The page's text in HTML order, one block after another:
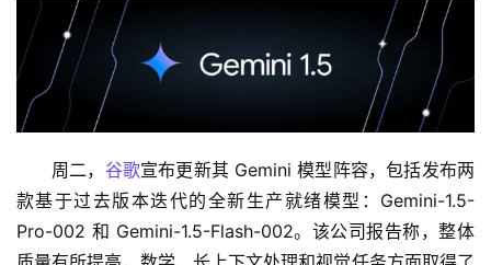
周二， 谷歌宣布更新其 Gemini 模型阵容，包括发布两
款基于过去版本迭代的全新生产就绪模型：Gemini-1.5-
Pro-002 和 Gemini-1.5-Flash-002。该公司报告称，整体